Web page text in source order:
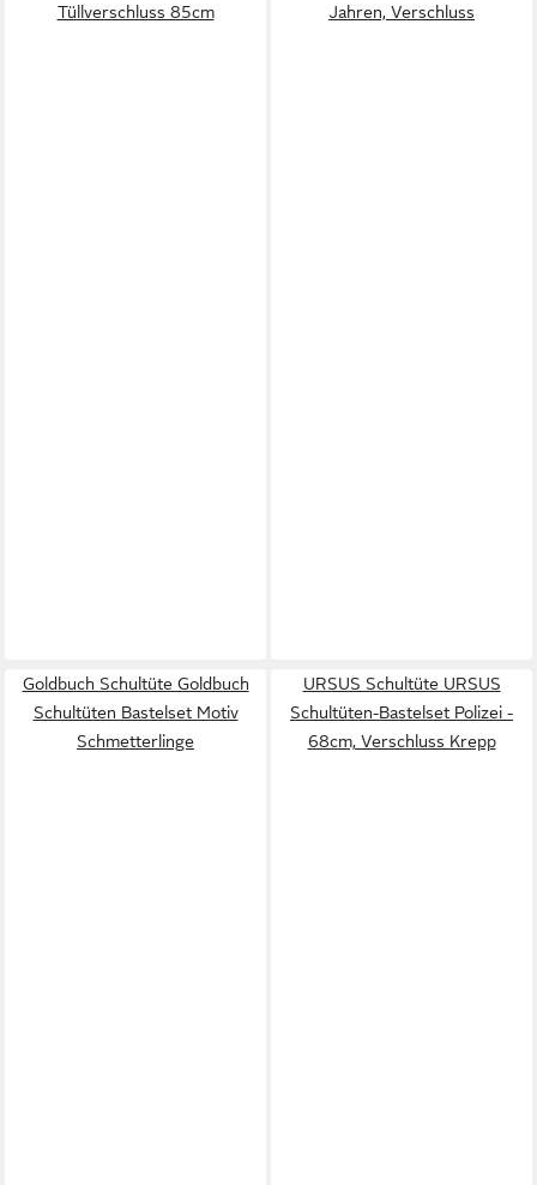
Tüllverschluss 85cm
Jahren, Verschluss
Goldbuch Schultüte Goldbuch
Schultüten Bastelset Motiv
Schmetterlinge
URSUS Schultüte URSUS
Schultüten-Bastelset Polizei -
68cm, Verschluss Krepp